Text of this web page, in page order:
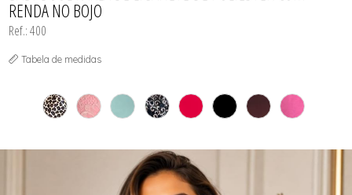
RENDA NO BOJO
Ref.: 400
Tabela de medidas